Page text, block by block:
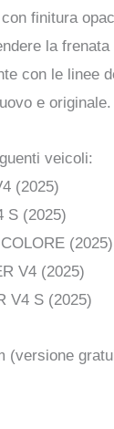
finitura
la
con le linee
e originale.
veicoli:
(2025)
S (2025)
(2025)
V4 (2025)
V4 S (2025)
(versione